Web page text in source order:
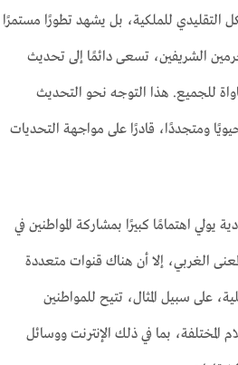
التقليدي للملكية، بل يشهد تطورًا مستمرًا
الشريفين، تسعى دائمًا إلى تحديث
للجميع. هذا التوجه نحو التحديث
ومتجددًا، قادرًا على مواجهة التحديات
يولي اهتمامًا كبيرًا بمشاركة المواطنين في
الغربي، إلا أن هناك قنوات متعددة
على سبيل المثال، تتيح للمواطنين
المختلفة، بما في ذلك الإنترنت ووسائل